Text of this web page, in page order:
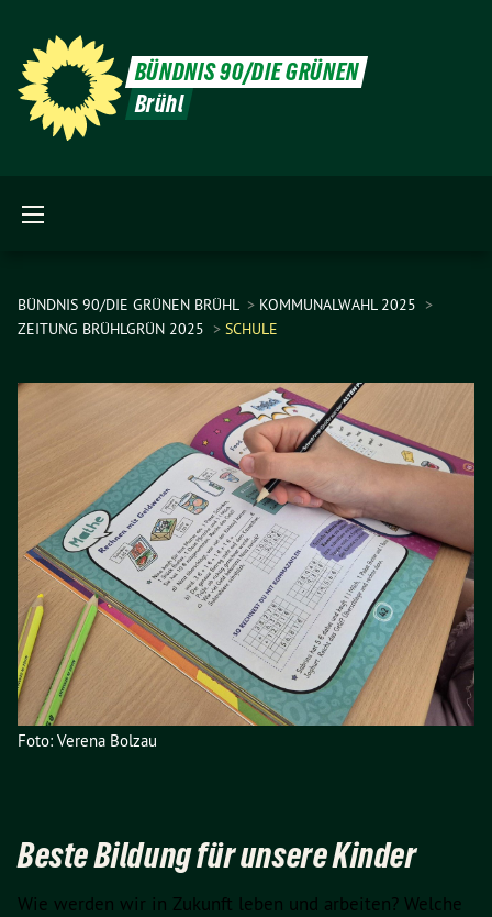
BÜNDNIS 90/DIE GRÜNEN
Brühl
BÜNDNIS 90/DIE GRÜNEN BRÜHL
KOMMUNALWAHL 2025
ZEITUNG BRÜHLGRÜN 2025
SCHULE
Foto: Verena Bolzau
Beste Bildung für unsere Kinder
Wie werden wir in Zukunft leben und arbeiten? Welche